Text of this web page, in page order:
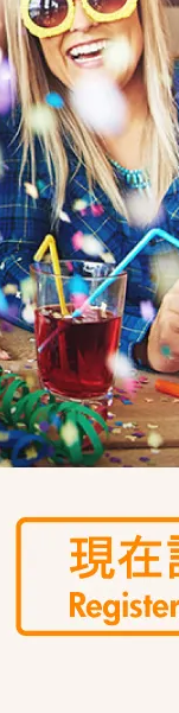
售價NT$49
加價購NT$39